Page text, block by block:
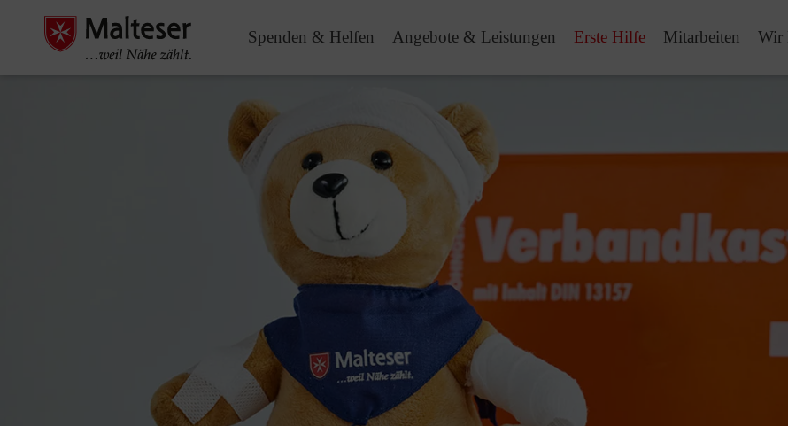
Spenden & Helfen Angebote & Leistungen Erste Hilfe Mitarbeiten Wir